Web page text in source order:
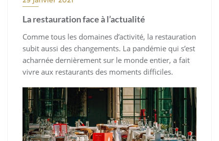
La restauration face à l’actualité
Comme tous les domaines d’activité, la restauration
subit aussi des changements. La pandémie qui s’est
acharnée dernièrement sur le monde entier, a fait
vivre aux restaurants des moments difficiles.